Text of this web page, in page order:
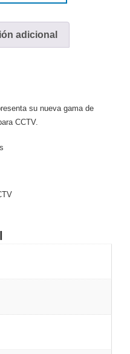
BalaCodificadores
adicional
su nueva gama de
CCTV.